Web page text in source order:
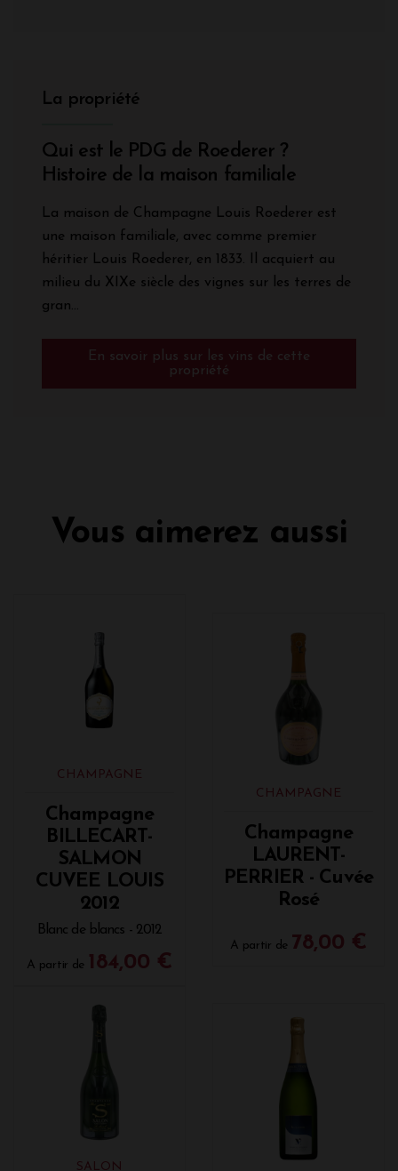
La propriété
Qui est le PDG de Roederer ?
Histoire de la maison familiale
La maison de Champagne Louis Roederer est
une maison familiale, avec comme premier
héritier Louis Roederer, en 1833. Il acquiert au
milieu du XIXe siècle des vignes sur les terres de
gran...
En savoir plus sur les vins de cette
propriété
Vous aimerez aussi
CHAMPAGNE
Champagne
BILLECART-
SALMON
CUVEE LOUIS
2012
Blanc de blancs - 2012
A partir de 184,00 €
CHAMPAGNE
Champagne
LAURENT-
PERRIER - Cuvée
Rosé
A partir de 78,00 €
SALON